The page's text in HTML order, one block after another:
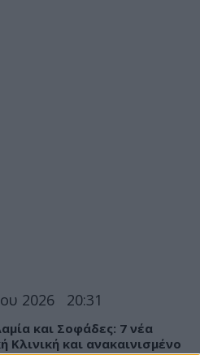
2026 20:31
και Σοφάδες: 7 νέα
και ανακαινισμένο